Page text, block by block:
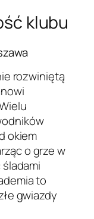
klubu
rozwiniętą
okiem
o grze w
to
gwiazdy